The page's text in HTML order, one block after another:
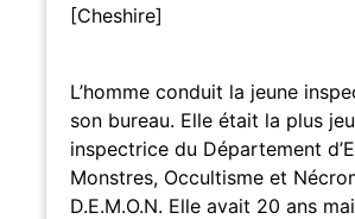
[Cheshire]
L’homme conduit la jeune
son bureau. Elle était la plus
inspectrice du Département
Monstres, Occultisme et
D.E.M.O.N. Elle avait 20 ans